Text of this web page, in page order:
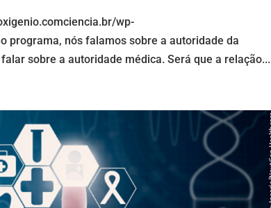
wp-
programa, nós falamos sobre a autoridade da
sobre a autoridade médica. Será que a relação...